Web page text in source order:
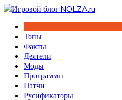
Перейти
содержимому
Топы
Факты
Деятели
Моды
Программы
Патчи
Русификаторы